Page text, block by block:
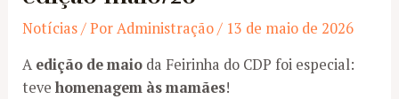
Notícias/ PorAdministração/ 13 de maio de 2026
A edição de maio da Feirinha do CDP foi especial:
tevehomenagem às mamães!